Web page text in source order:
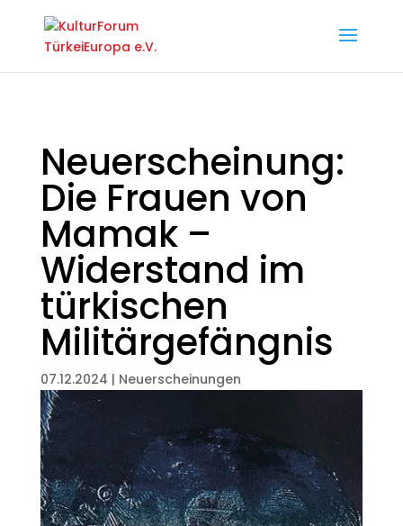
Neuerscheinung:
Die Frauen von
Mamak –
Widerstand im
türkischen
Militärgefängnis
07.12.2024 | Neuerscheinungen